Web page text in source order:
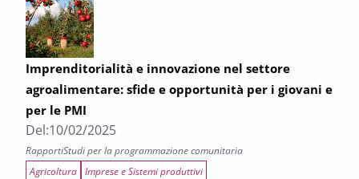
Imprenditorialità e innovazione nel settore
agroalimentare: sfide e opportunità per i giovani e
per le PMI
Del:10/02/2025
RapportiStudi per la programmazione comunitaria
Agricoltura Imprese e Sistemi produttivi